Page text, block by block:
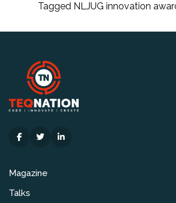
Tagged NLJUG innovation
Magazine
Talks